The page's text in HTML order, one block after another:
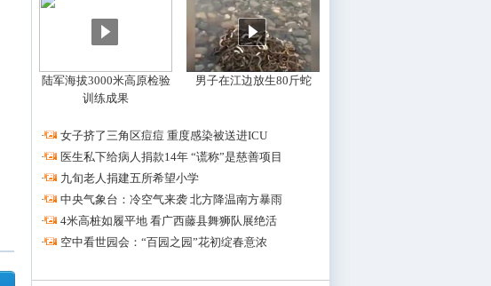
陆军海拔3000米高原检验
训练成果
男子在江边放生80斤蛇
·
女子挤了三角区痘痘 重度感染被送进ICU
·
医生私下给病人捐款14年 “谎称”是慈善项目
·
九旬老人捐建五所希望小学
·
中央气象台：冷空气来袭 北方降温南方暴雨
·
4米高桩如履平地 看广西藤县舞狮队展绝活
·
空中看世园会：“百园之园”花初绽春意浓